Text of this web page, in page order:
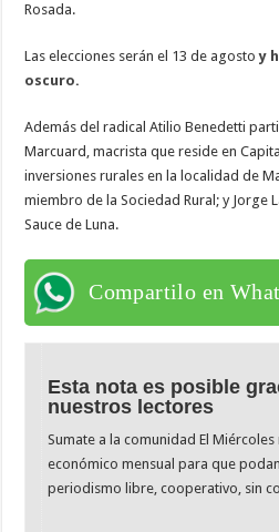
Rosada.
Las elecciones serán el 13 de agostoy
oscuro.
Además del radical Atilio Benedetti
Marcuard, macrista que reside en
inversiones rurales en la localidad de
miembro de la Sociedad Rural; y Jorge
Sauce de Luna.
Compartilo en
Esta nota es posible
nuestros lectores
Sumate a la comunidad El
económico mensual para que
periodismo libre, cooperativo, sin